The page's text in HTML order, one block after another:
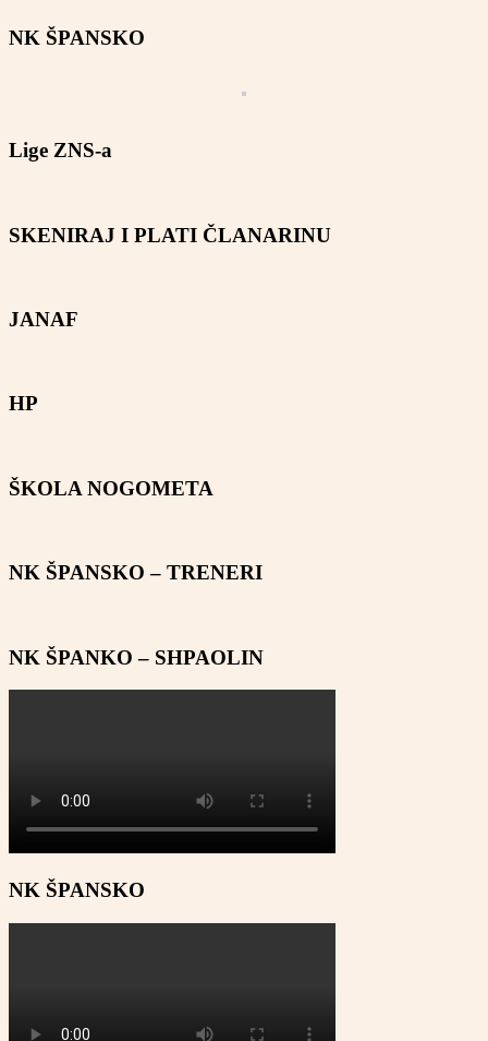
NK ŠPANSKO
Lige ZNS-a
SKENIRAJ I PLATI ČLANARINU
JANAF
HP
ŠKOLA NOGOMETA
NK ŠPANSKO – TRENERI
NK ŠPANKO – SHPAOLIN
NK ŠPANSKO